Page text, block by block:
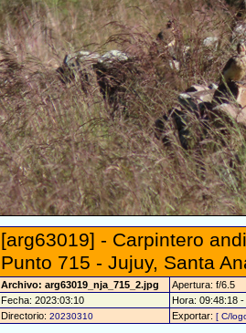
[arg63019] - Carpintero
Punto 715 - Jujuy, Santa
Archivo: arg63019_nja_715_2.jpg
Apertura: f/6.5
Fecha: 2023:03:10
Hora: 09:48:18
Directorio: 20230310 Exportar: [ C/